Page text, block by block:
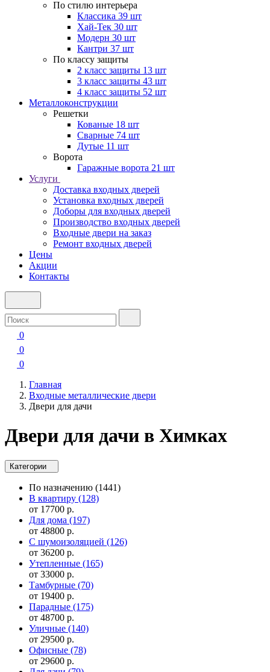
По стилю интерьера
Классика 39 шт
Хай-Тек 30 шт
Модерн 30 шт
Кантри 37 шт
По классу защиты
2 класс защиты 13 шт
3 класс защиты 43 шт
4 класс защиты 52 шт
Металлоконструкции
Решетки
Кованые 18 шт
Сварные 74 шт
Дутые 11 шт
Ворота
Гаражные ворота 21 шт
Услуги
Доставка входных дверей
Установка входных дверей
Доборы для входных дверей
Производство входных дверей
Входные двери на заказ
Ремонт входных дверей
Цены
Акции
Контакты
0
0
0
Главная
Входные металлические двери
Двери для дачи
Двери для дачи в Химках
Категории
По назначению (1441)
В квартиру (128)
от 17700 р.
Для дома (197)
от 48800 р.
С шумоизоляцией (126)
от 36200 р.
Утепленные (165)
от 33000 р.
Тамбурные (70)
от 19400 р.
Парадные (175)
от 48700 р.
Уличные (140)
от 29500 р.
Офисные (78)
от 29600 р.